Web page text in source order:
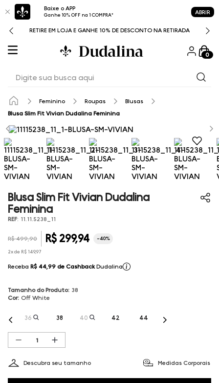
Baixe o APP
Ganhe 10% OFF na 1 COMPRA* ABRIR
RETIRE EM LOJA E GANHE 10% DE DESCONTO NA RETIRADA
0
Feminino Roupas
Blusas
Blusa Slim Fit Vivian Dudalina Feminina
Blusa Slim Fit Vivian Dudalina
Feminina
REF: 11.11.5238_11
R$ 499,90 R$ 299,94 -40%
2x de R$ 149,97
Receba R$ 44,99 de Cashback Dudalina
Tamanho do Produto: 38
Cor: Off White
36 38 40 42 44
Descubra seu tamanho Medidas Corporais